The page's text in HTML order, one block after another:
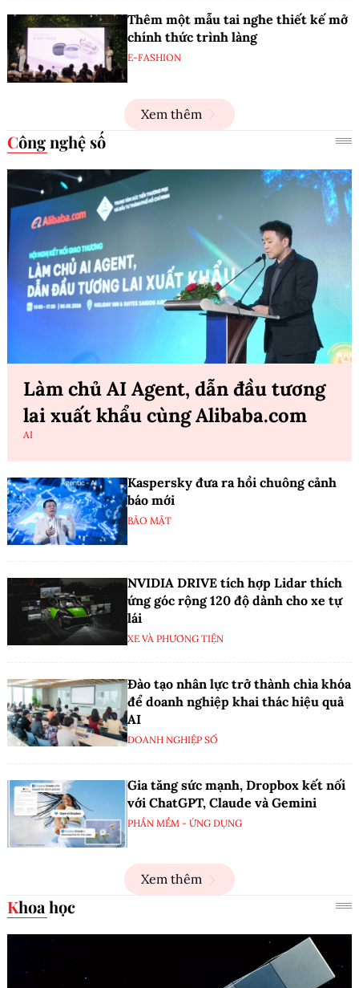
Thêm một mẫu tai nghe thiết kế mở
chính thức trình làng
E-FASHION
Xem thêm
Công nghệ số
Làm chủ AI Agent, dẫn đầu tương
lai xuất khẩu cùng Alibaba.com
AI
Kaspersky đưa ra hồi chuông cảnh
báo mới
BẢO MẬT
NVIDIA DRIVE tích hợp Lidar thích
ứng góc rộng 120 độ dành cho xe tự
lái
XE VÀ PHƯƠNG TIỆN
Đào tạo nhân lực trở thành chìa khóa
để doanh nghiệp khai thác hiệu quả
AI
DOANH NGHIỆP SỐ
Gia tăng sức mạnh, Dropbox kết nối
với ChatGPT, Claude và Gemini
PHẦN MỀM - ỨNG DỤNG
Xem thêm
Khoa học